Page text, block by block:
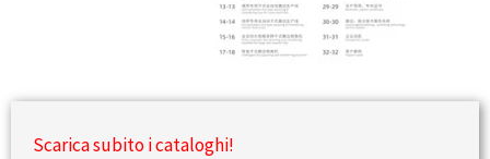
Scarica subito i cataloghi!